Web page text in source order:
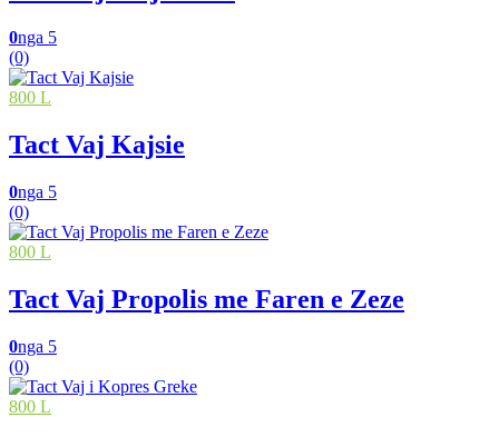
0nga 5
(0)
800 L
Tact Vaj Kajsie
0nga 5
(0)
800 L
Tact Vaj Propolis me Faren e Zeze
0nga 5
(0)
800 L